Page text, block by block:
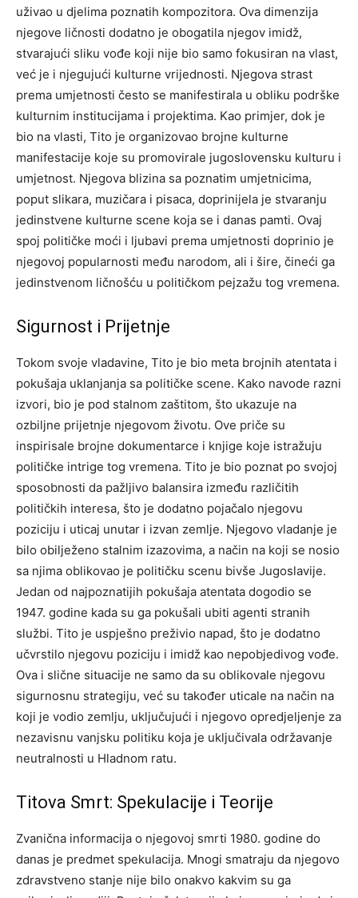
uživao u djelima poznatih kompozitora. Ova dimenzija
njegove ličnosti dodatno je obogatila njegov imidž,
stvarajući sliku vođe koji nije bio samo fokusiran na vlast,
već je i njegujući kulturne vrijednosti. Njegova strast
prema umjetnosti često se manifestirala u obliku podrške
kulturnim institucijama i projektima. Kao primjer, dok je
bio na vlasti, Tito je organizovao brojne kulturne
manifestacije koje su promovirale jugoslovensku kulturu i
umjetnost. Njegova blizina sa poznatim umjetnicima,
poput slikara, muzičara i pisaca, doprinijela je stvaranju
jedinstvene kulturne scene koja se i danas pamti. Ovaj
spoj političke moći i ljubavi prema umjetnosti doprinio je
njegovoj popularnosti među narodom, ali i šire, čineći ga
jedinstvenom ličnošću u političkom pejzažu tog vremena.
Sigurnost i Prijetnje
Tokom svoje vladavine, Tito je bio meta brojnih atentata i
pokušaja uklanjanja sa političke scene. Kako navode razni
izvori, bio je pod stalnom zaštitom, što ukazuje na
ozbiljne prijetnje njegovom životu. Ove priče su
inspirisale brojne dokumentarce i knjige koje istražuju
političke intrige tog vremena. Tito je bio poznat po svojoj
sposobnosti da pažljivo balansira između različitih
političkih interesa, što je dodatno pojačalo njegovu
poziciju i uticaj unutar i izvan zemlje. Njegovo vladanje je
bilo obilježeno stalnim izazovima, a način na koji se nosio
sa njima oblikovao je političku scenu bivše Jugoslavije.
Jedan od najpoznatijih pokušaja atentata dogodio se
1947. godine kada su ga pokušali ubiti agenti stranih
službi. Tito je uspješno preživio napad, što je dodatno
učvrstilo njegovu poziciju i imidž kao nepobjedivog vođe.
Ova i slične situacije ne samo da su oblikovale njegovu
sigurnosnu strategiju, već su također uticale na način na
koji je vodio zemlju, uključujući i njegovo opredjeljenje za
nezavisnu vanjsku politiku koja je uključivala održavanje
neutralnosti u Hladnom ratu.
Titova Smrt: Spekulacije i Teorije
Zvanična informacija o njegovoj smrti 1980. godine do
danas je predmet spekulacija. Mnogi smatraju da njegovo
zdravstveno stanje nije bilo onakvo kakvim su ga